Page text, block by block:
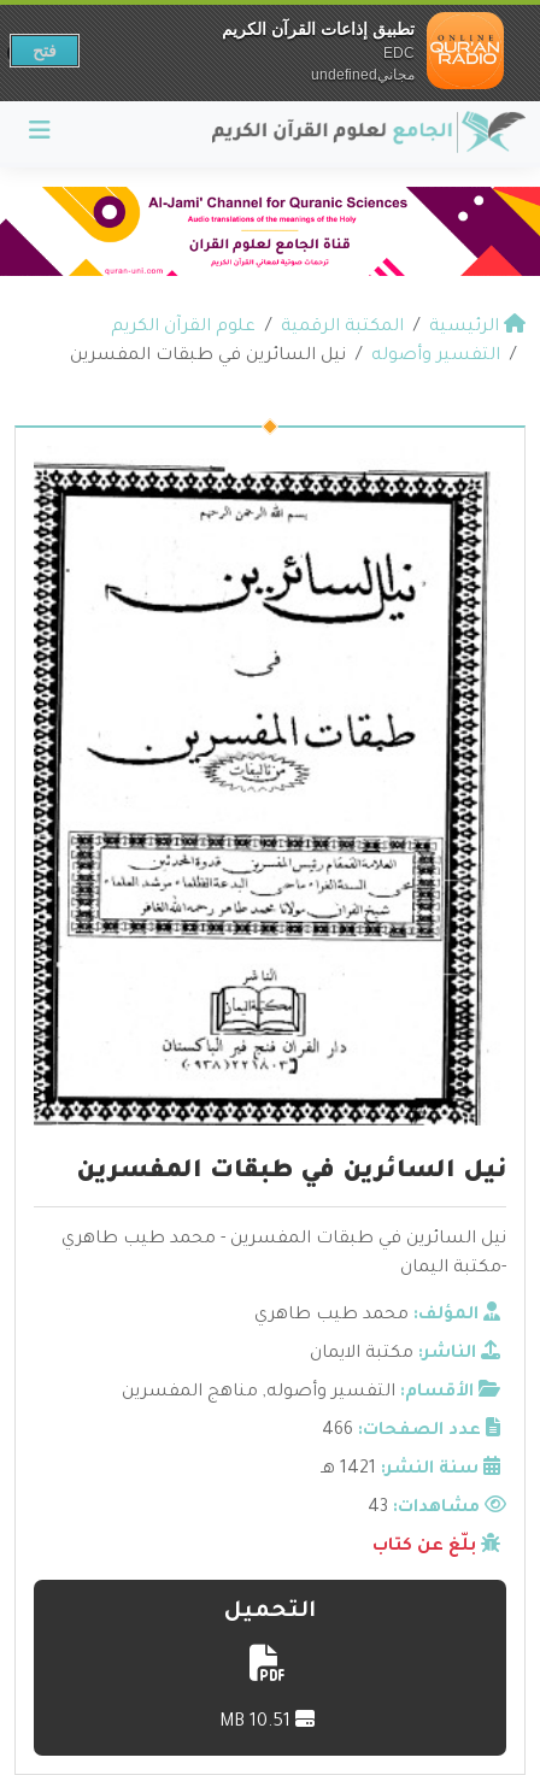
الرئيسية المكتبة الرقمية
علوم القرآن الكريم
التفسير وأصوله
نيل السائرين في طبقات المفسرين
نيل السائرين في طبقات المفسرين
نيل السائرين في طبقات المفسرين - محمد طيب طاهري
-مكتبة اليمان
المؤلف: محمد طيب طاهري
الناشر: مكتبة الايمان
الأقسام: التفسير وأصوله, مناهج المفسرين
عدد الصفحات: 466
سنة النشر: 1421 هـ
مشاهدات:
بلّغ عن كتاب
التحميل
تطبيق إذاعات القرآن الكريم
EDC
مجانيundefined
فتح